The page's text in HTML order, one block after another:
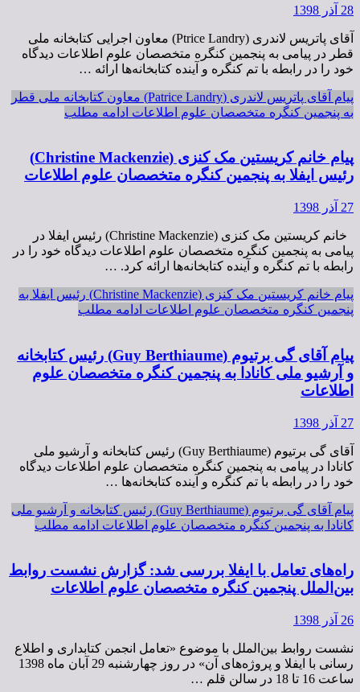
28 آذر 1398
آقای پاتریس لاندری (Ptrice Landry) معاون اجرایی کتابخانه ملی
قطر در پیامی به پنجمین کنگره متخصصان علوم اطلاعات دیدگاه
خود را در رابطه با تم کنگره و آینده کتابخانه‌ها ارائه …
پیام آقای پاتریس لاندری (Patrice Landry) معاون کتابخانه ملی قطر
به پنجمین کنگره متخصصان علوم اطلاعات ادامه مطلب
پیام خانم کریستین مک کنزی (Christine Mackenzie)
رئیس ایفلا به پنجمین کنگره متخصصان علوم اطلاعات
27 آذر 1398
خانم کریستین مک کنزی (Christine Mackenzie) رئیس ایفلا در
پیامی به پنجمین کنگره متخصصان علوم اطلاعات دیدگاه خود را در
رابطه با تم کنگره و آینده کتابخانه‌ها ارائه کرد. …
پیام خانم کریستین مک کنزی (Christine Mackenzie) رئیس ایفلا به
پنجمین کنگره متخصصان علوم اطلاعات ادامه مطلب
پیام آقای گی برتیوم (Guy Berthiaume) رئیس کتابخانه
و آرشیو ملی کانادا به پنجمین کنگره متخصصان علوم
اطلاعات
27 آذر 1398
آقای گی برتیوم (Guy Berthiaume) رئیس کتابخانه و آرشیو ملی
کانادا در پیامی به پنجمین کنگره متخصصان علوم اطلاعات دیدگاه
خود را در رابطه با تم کنگره و آینده کتابخانه‌ها …
پیام آقای گی برتیوم (Guy Berthiaume) رئیس کتابخانه و آرشیو ملی
کانادا به پنجمین کنگره متخصصان علوم اطلاعات ادامه مطلب
راه‌های تعامل با ایفلا بررسی شد: گزارش نشست روابط
بین‌الملل پنجمین کنگره متخصصان علوم اطلاعات
26 آذر 1398
رسانی با ایفلا و پروژه‌های آن» در روز چهارشنبه 29 آبان ماه 1398
ساعت 16 تا 18 در سالن قلم …